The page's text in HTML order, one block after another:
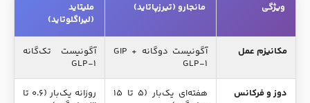
ویژگی مانجارو (تیرزپاتاید)
ملیتاید
(لیراگلوتاید)
مکانیزم عمل
آگونیست دوگانه GIP +
GLP-۱
آگونیست تک‌گانه
GLP-۱
دوز و فرکانس
هفته‌ای یک‌بار (۵ تا ۱۵
روزانه یک‌بار (۰.۶ تا